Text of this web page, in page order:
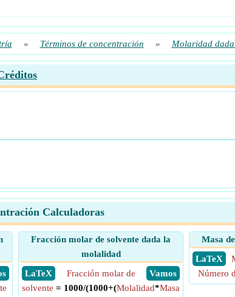
» Términos de concentración » Molaridad
Calculadoras
Fracción molar de solvente dada la
molalidad
​ LaTeX
​ Vamos
Fracción molar de
solvente = 1000/(1000+(Molalidad*Masa
Masa
​ LaTeX
Número